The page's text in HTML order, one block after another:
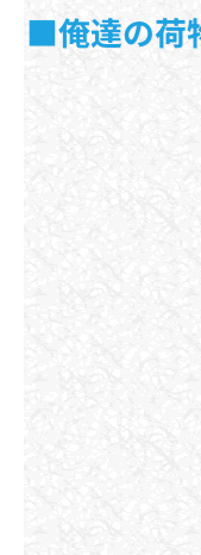
■俺達の荷